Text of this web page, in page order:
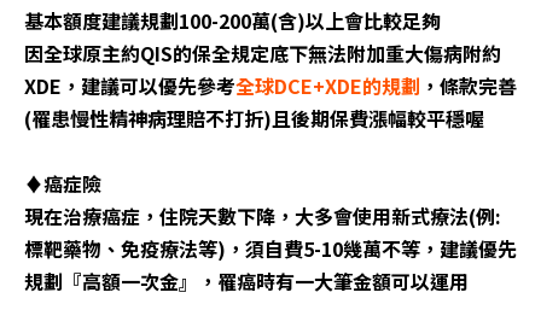
基本額度建議規劃100-200萬(含)以上會比較足夠
因全球原主約QIS的保全規定底下無法附加重大傷病附約
XDE，建議可以優先參考全球DCE+XDE的規劃 ，條款完善
(罹患慢性精神病理賠不打折)且後期保費漲幅較平穩喔
♦️癌症險
現在治療癌症，住院天數下降，大多會使用新式療法(例:
標靶藥物、免疫療法等)，須自費5-10幾萬不等，建議優先
規劃『高額一次金』，罹癌時有一大筆金額可以運用